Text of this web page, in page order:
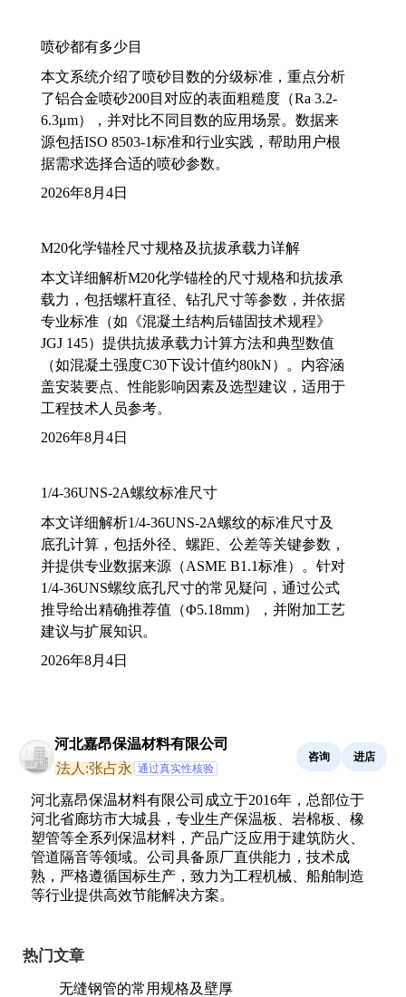
喷砂都有多少目
本文系统介绍了喷砂目数的分级标准，重点分析
了铝合金喷砂200目对应的表面粗糙度（Ra 3.2-
6.3μm），并对比不同目数的应用场景。数据来
源包括ISO 8503-1标准和行业实践，帮助用户根
据需求选择合适的喷砂参数。
2026年8月4日
M20化学锚栓尺寸规格及抗拔承载力详解
本文详细解析M20化学锚栓的尺寸规格和抗拔承
载力，包括螺杆直径、钻孔尺寸等参数，并依据
专业标准（如《混凝土结构后锚固技术规程》
JGJ 145）提供抗拔承载力计算方法和典型数值
（如混凝土强度C30下设计值约80kN）。内容涵
盖安装要点、性能影响因素及选型建议，适用于
工程技术人员参考。
2026年8月4日
1/4-36UNS-2A螺纹标准尺寸
本文详细解析1/4-36UNS-2A螺纹的标准尺寸及
底孔计算，包括外径、螺距、公差等关键参数，
并提供专业数据来源（ASME B1.1标准）。针对
1/4-36UNS螺纹底孔尺寸的常见疑问，通过公式
推导给出精确推荐值（Φ5.18mm），并附加工艺
建议与扩展知识。
2026年8月4日
河北嘉昂保温材料有限公司
法人:张占永 通过真实性核验
咨询 进店
河北嘉昂保温材料有限公司成立于2016年，总部位于
河北省廊坊市大城县，专业生产保温板、岩棉板、橡
塑管等全系列保温材料，产品广泛应用于建筑防火、
管道隔音等领域。公司具备原厂直供能力，技术成
熟，严格遵循国标生产，致力为工程机械、船舶制造
等行业提供高效节能解决方案。
热门文章
无缝钢管的常用规格及壁厚